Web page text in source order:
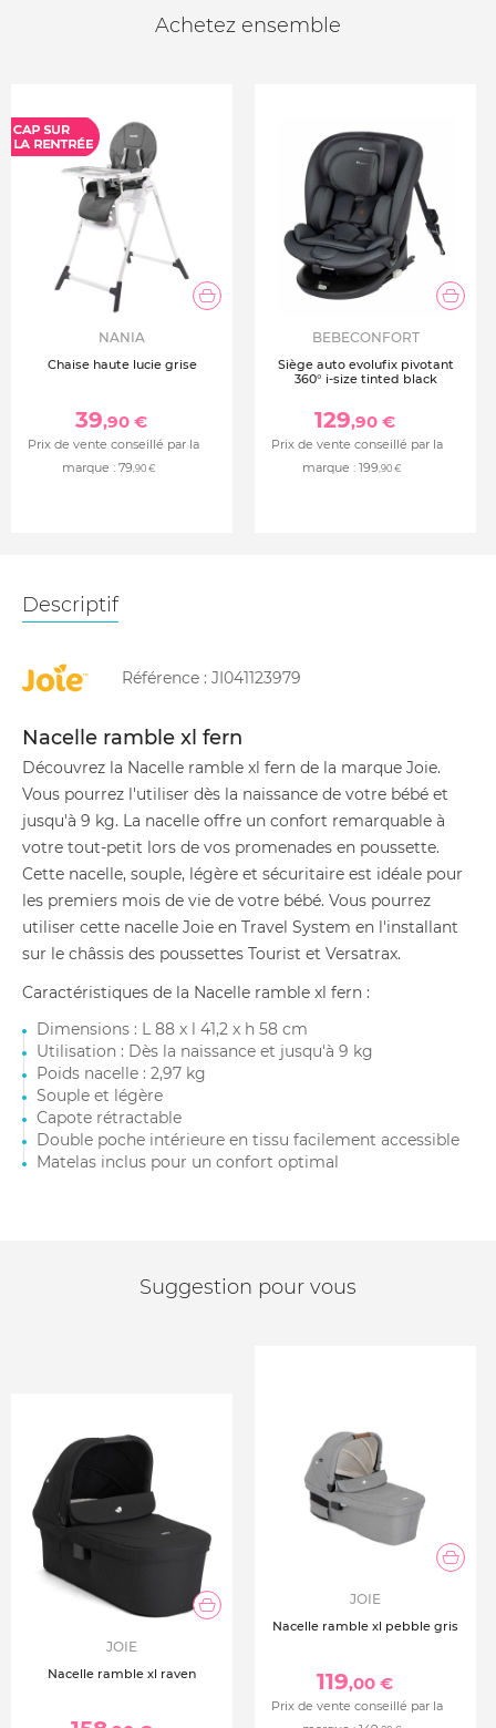
Achetez ensemble
NANIA
Chaise haute lucie grise
39,90 €
Prix de vente conseillé par la
marque : 79,90 €
BEBECONFORT
Siège auto evolufix pivotant
360° i-size tinted black
129,90 €
Prix de vente conseillé par la
marque : 199,90 €
Descriptif
Référence : JI041123979
Nacelle ramble xl fern
Découvrez la Nacelle ramble xl fern de la marque Joie.
Vous pourrez l'utiliser dès la naissance de votre bébé et
jusqu'à 9 kg. La nacelle offre un confort remarquable à
votre tout-petit lors de vos promenades en poussette.
Cette nacelle, souple, légère et sécuritaire est idéale pour
les premiers mois de vie de votre bébé. Vous pourrez
utiliser cette nacelle Joie en Travel System en l'installant
sur le châssis des poussettes Tourist et Versatrax.
Caractéristiques de la Nacelle ramble xl fern :
Dimensions : L 88 x l 41,2 x h 58 cm
Utilisation : Dès la naissance et jusqu'à 9 kg
Poids nacelle : 2,97 kg
Souple et légère
Capote rétractable
Double poche intérieure en tissu facilement accessible
Matelas inclus pour un confort optimal
Suggestion pour vous
JOIE
Nacelle ramble xl raven
JOIE
Nacelle ramble xl pebble gris
119,00 €
Prix de vente conseillé par la